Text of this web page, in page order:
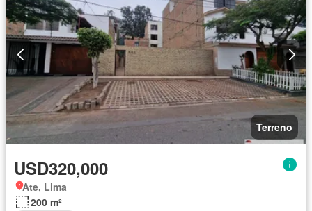
Terreno
USD320,000
Ate, Lima
200 m²